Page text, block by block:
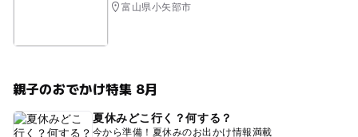
富山県小矢部市
親子のおでかけ特集 8月
夏休みどこ行く？何する？
今から準備！夏休みのお出かけ情報満載